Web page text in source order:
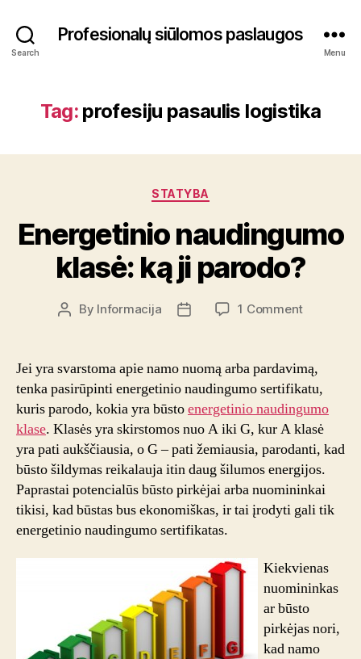
Search
Profesionalų siūlomos paslaugos
Menu
Tag: profesiju pasaulis logistika
Categories
STATYBA
Energetinio naudingumo
klasė: ką ji parodo?
Post
By Informacija
Post
1 Commenton
ką
ji
parodo?
Jei yra svarstoma apie namo nuomą arba pardavimą,
tenka pasirūpinti energetinio naudingumo sertifikatu,
kuris parodo, kokia yra būstoenergetinio naudingumo
klase. Klasės yra skirstomos nuo A iki G, kur A klasė
yra pati aukščiausia, o G – pati žemiausia, parodanti, kad
būsto šildymas reikalauja itin daug šilumos energijos.
Paprastai potencialūs būsto pirkėjai arba nuomininkai
tikisi, kad būstas bus ekonomiškas, ir tai įrodyti gali tik
energetinio naudingumo sertifikatas.
Kiekvienas
nuomininkas
ar būsto
pirkėjas nori,
kad namo